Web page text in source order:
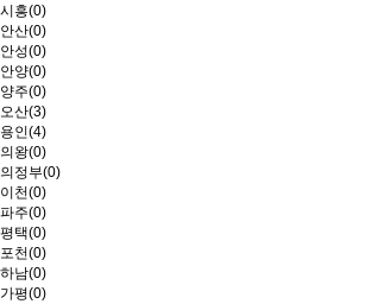
시흥(0)
안산(0)
안성(0)
안양(0)
양주(0)
오산(3)
용인(4)
의왕(0)
의정부(0)
이천(0)
파주(0)
평택(0)
포천(0)
하남(0)
가평(0)